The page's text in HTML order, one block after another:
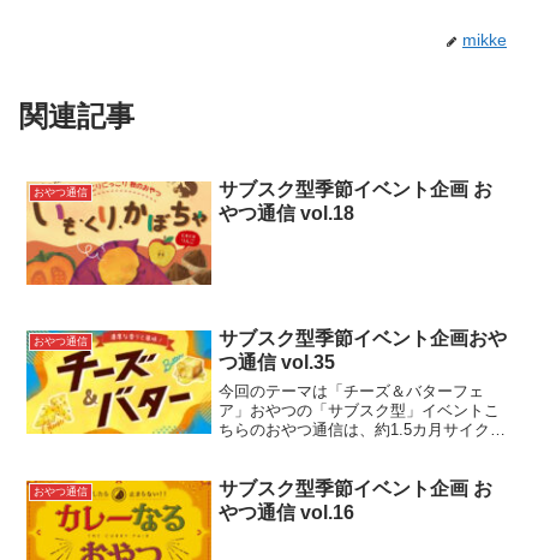
mikke
関連記事
おやつ通信
サブスク型季節イベント企画 お
やつ通信 vol.18
おやつ通信
サブスク型季節イベント企画おや
つ通信 vol.35
今回のテーマは「チーズ＆バターフェ
ア」おやつの「サブスク型」イベントこ
ちらのおやつ通信は、約1.5カ月サイクル
イベント企画です。商品をお買い求めの
お客様へ”季節感・...
おやつ通信
サブスク型季節イベント企画 お
やつ通信 vol.16